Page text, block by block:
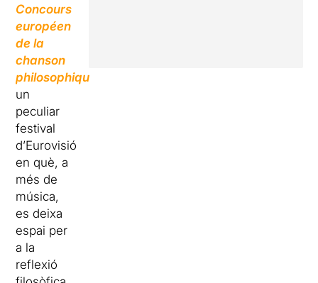
Concours
européen
de la
chanson
philosophique
un
peculiar
festival
d’Eurovisió
en què, a
més de
música,
es deixa
espai per
a la
reflexió